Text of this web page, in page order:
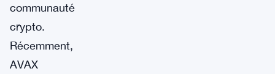
communauté
crypto.
Récemment,
AVAX